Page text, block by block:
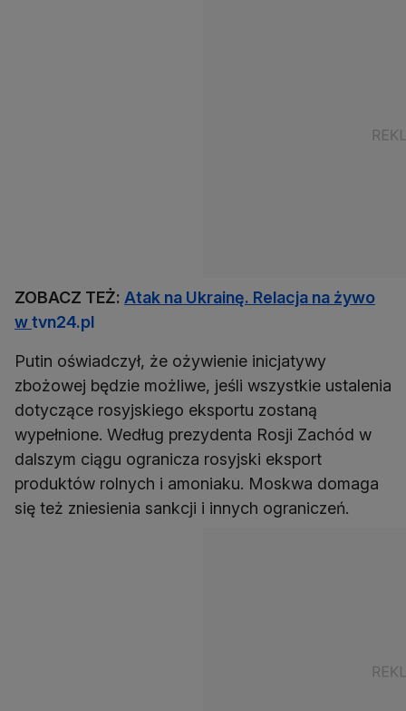
ZOBACZ TEŻ: Atak na Ukrainę. Relacja na żywo
wtvn24.pl
Putin oświadczył, że ożywienie inicjatywy
zbożowej będzie możliwe, jeśli wszystkie ustalenia
dotyczące rosyjskiego eksportu zostaną
wypełnione. Według prezydenta Rosji Zachód w
dalszym ciągu ogranicza rosyjski eksport
produktów rolnych i amoniaku. Moskwa domaga
się też zniesienia sankcji i innych ograniczeń.